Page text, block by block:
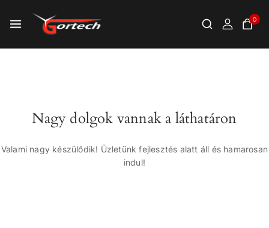
0
Nagy dolgok vannak a láthatáron
Valami nagy készülődik! Üzletünk fejlesztés alatt áll és hamarosan
indul!